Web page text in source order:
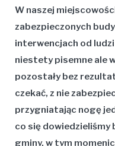
W naszej
zabezpieczonych
interwencjach od ludzi
niestety pisemne ale
pozostały bez
czekać, z nie
przygniatając nogę
co się dowiedzieliśmy
gminy, w tym